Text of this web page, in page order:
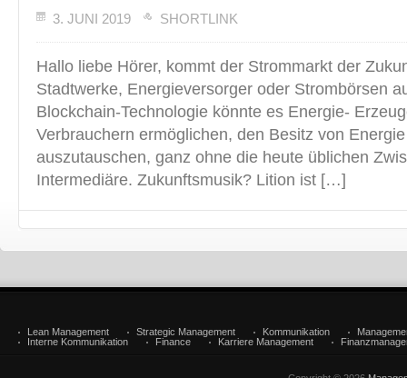
3. JUNI 2019 SHORTLINK
Hallo liebe Hörer, kommt der Strommarkt der
Stadtwerke, Energieversorger oder Strombörsen
Blockchain-Technologie könnte es Energie-
Verbrauchern ermöglichen, den Besitz von
auszutauschen, ganz ohne die heute üblichen
Intermediäre. Zukunftsmusik? Lition ist […]
Lean Management Strategic Management Kommunikation
Interne Kommunikation
Finance Karriere Management